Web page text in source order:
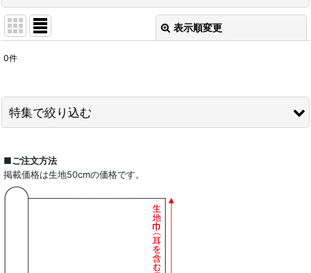
表示順変更
並び順 :
0件
特集で絞り込む
ドレスシャツ
■ご注文方法
掲載価格は生地50cmの価格です。